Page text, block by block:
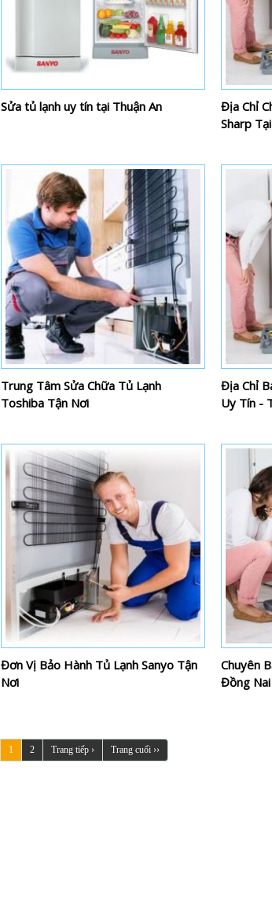
Sửa tủ lạnh uy tín tại Thuận An
Địa Chỉ
Sharp
Trung Tâm Sửa Chữa Tủ Lạnh
Toshiba Tận Nơi
Địa Chỉ
Uy Tín -
Đơn Vị Bảo Hành Tủ Lạnh Sanyo Tận
Nơi
Chuyên
Đồng
1 2 Trang tiếp › Trang cuối ››